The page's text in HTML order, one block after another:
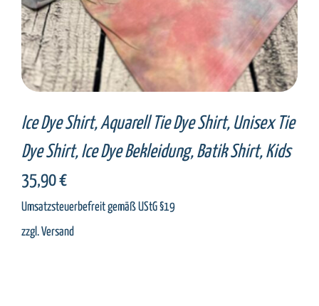
Ice Dye Shirt, Aquarell Tie Dye Shirt, Unisex Tie
Dye Shirt, Ice Dye Bekleidung, Batik Shirt, Kids
35,90€
Umsatzsteuerbefreit gemäß UStG §19
zzgl.Versand